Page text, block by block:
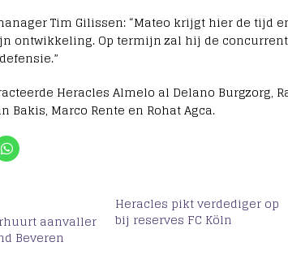
Tim Gilissen: “Mateo krijgt hier de tijd
ontwikkeling. Op termijn zal hij de
Heracles Almelo al Delano Burgzorg,
Bakis, Marco Rente en Rohat Agca.
aanvaller
Beveren
Heracles pikt verdediger op
bij reserves FC Köln